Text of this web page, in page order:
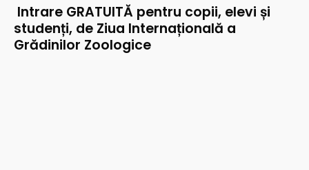
Intrare GRATUITĂ pentru copii, elevi și
studenți, de Ziua Internațională a
Grădinilor Zoologice